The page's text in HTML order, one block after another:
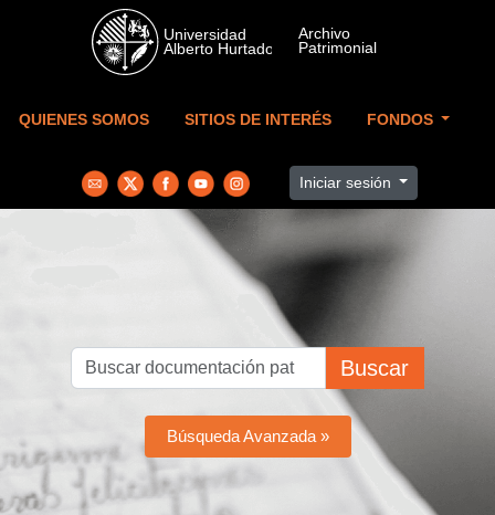
Skip to main content
QUIENES SOMOS SITIOS DE INTERÉS FONDOS
Iniciar sesión
Buscar
Búsqueda Avanzada »